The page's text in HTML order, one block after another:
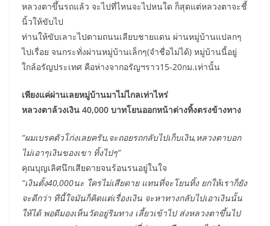
หลวงตาขึ้นรถแล้ว จะไปที่ไหนจะไปหนใด ก็สุดแต่หลวงตาจะชี้
นิ้วให้ขับไป
ท่านให้ขับเลาะไปตามถนนเลียบชายแดน ผ่านหมู่บ้านแปลกๆ
ไปเรื่อย จนกระทั่งผ่านหมู่บ้านเล็กๆ(จำชื่อไม่ได้) หมู่บ้านนี้อยู่
ใกล้อรัญประเทศ คือห่างจากอรัญฯราว15-20กม.เท่านั้น
เพียงแค่ผ่านเลยหมู่บ้านมาไม่ไกลเท่าไหร่
หลวงตาล้วงเงิน 40,000 บาทโยนออกหน้าต่างทิ้งตรงข้างทาง
“ผมเบรคตัวโก่งเลยครับ,จะถอยรถกลับไปเก็บเงิน,หลวงตาบอก
ไม่เอาๆเงินของเขา ทิ้งไปๆ”
คุณบุญเลิศนึกเสียดายจนร้อนรนอยู่ในใจ
“เงินตั้ง40,000นะ ใครไม่เสียดาย แทนที่จะโยนทิ้ง ยกให้เราก็ยัง
จะดีกว่า ทีนี้ใจมันก็คิดแต่เรื่องเงิน จะหาทางกลับไปเอาเงินนั้น
ให้ได้ พอดีมองเห็นวัดอยู่ริมทาง เลี้ยวเข้าไป ส่งหลวงตาขึ้นไป